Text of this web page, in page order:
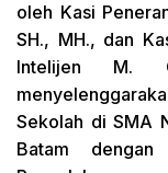
oleh Kasi
SH., MH., dan
Intelijen M.
Sekolah di SMA
Batam dengan